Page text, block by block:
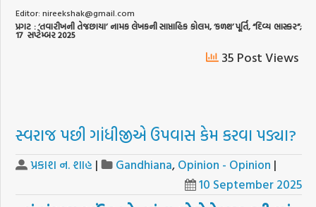
Editor:nireekshak@gmail.com
પ્રગટ : ‘તવારીખનીતેજછાયા’નામકલેખકનીસાપ્તાહિક કોલમ, ‘કળશ’પૂર્તિ, “દિવ્ય ભાસ્કર”;
17 સપ્ટેમ્બર2025
35 Post Views
સ્વરાજ પછી ગાંધીજીએ ઉપવાસ કેમ કરવા પડ્યા?
પ્રકાશ ન. શાહ | Gandhiana, Opinion - Opinion |
10 September 2025